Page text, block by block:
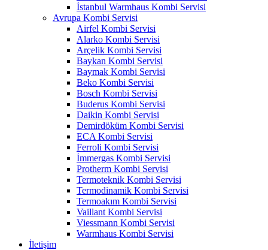
İstanbul Warmhaus Kombi Servisi
Avrupa Kombi Servisi
Airfel Kombi Servisi
Alarko Kombi Servisi
Arçelik Kombi Servisi
Baykan Kombi Servisi
Baymak Kombi Servisi
Beko Kombi Servisi
Bosch Kombi Servisi
Buderus Kombi Servisi
Daikin Kombi Servisi
Demirdöküm Kombi Servisi
ECA Kombi Servisi
Ferroli Kombi Servisi
İmmergas Kombi Servisi
Protherm Kombi Servisi
Termoteknik Kombi Servisi
Termodinamik Kombi Servisi
Termoakım Kombi Servisi
Vaillant Kombi Servisi
Viessmann Kombi Servisi
Warmhaus Kombi Servisi
İletişim